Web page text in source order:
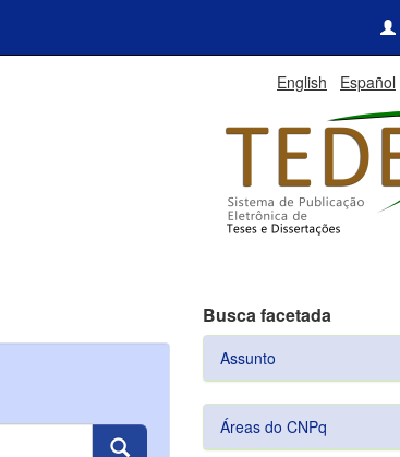
English Español
Busca facetada
Assunto
Áreas do CNPq